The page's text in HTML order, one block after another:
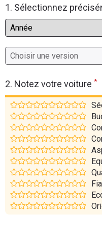
Flottes
Auto
Moto
Marques
1. Sélectionnez
2. Notez votre voiture *